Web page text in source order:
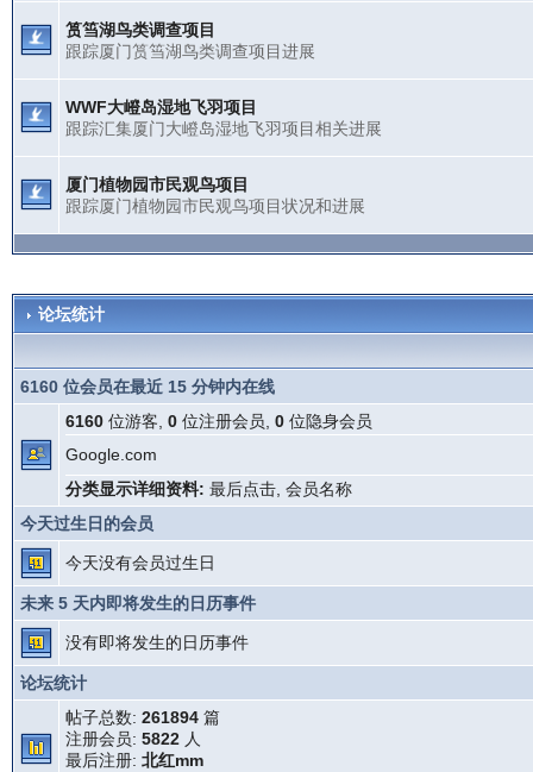
筼筜湖鸟类调查项目
跟踪厦门筼筜湖鸟类调查项目进展
WWF大嶝岛湿地飞羽项目
跟踪汇集厦门大嶝岛湿地飞羽项目相关进展
厦门植物园市民观鸟项目
跟踪厦门植物园市民观鸟项目状况和进展
论坛统计
6160 位会员在最近 15 分钟内在线
6160位游客, 0位注册会员, 0位隐身会员
Google.com
分类显示详细资料: 最后点击, 会员名称
今天过生日的会员
今天没有会员过生日
未来 5 天内即将发生的日历事件
没有即将发生的日历事件
论坛统计
帖子总数: 261894篇
注册会员: 5822人
最后注册: 北红mm